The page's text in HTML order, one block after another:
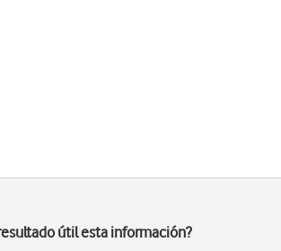
útil esta información?